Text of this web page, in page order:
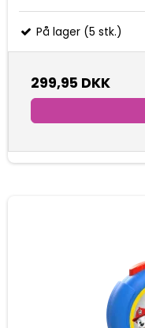
På lager (5 stk.)
299,95 DKK